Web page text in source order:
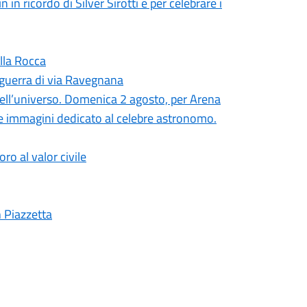
Rocca
di via Ravegnana
Domenica 2 agosto, per Arena
immagini dedicato al celebre astronomo.
al valor civile
Piazzetta